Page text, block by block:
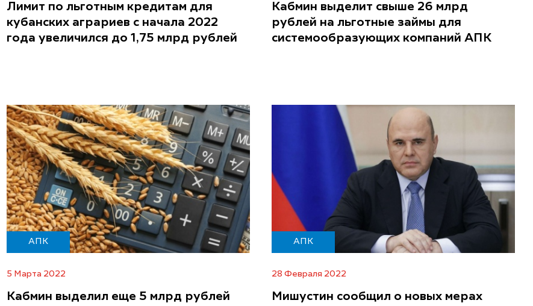
Лимит по льготным кредитам для
кубанских аграриев с начала 2022
года увеличился до 1,75 млрд рублей
Кабмин выделит свыше 26 млрд
рублей на льготные займы для
системообразующих компаний АПК
АПК
5 Марта 2022
Кабмин выделил еще 5 млрд рублей
АПК
28 Февраля 2022
Мишустин сообщил о новых мерах